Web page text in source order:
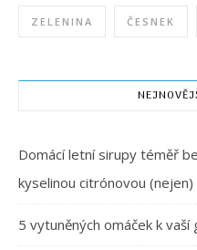
ZELENINA ČESNEK
Domácí letní sirupy téměř
kyselinou citrónovou (nejen)
5 vytuněných omáček k vaší